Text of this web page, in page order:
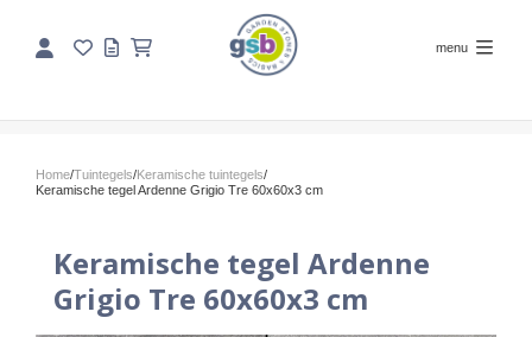
menu
Home/Tuintegels/Keramische tuintegels/
Keramische tegel Ardenne Grigio Tre 60x60x3 cm
Keramische tegel Ardenne
Grigio Tre 60x60x3 cm